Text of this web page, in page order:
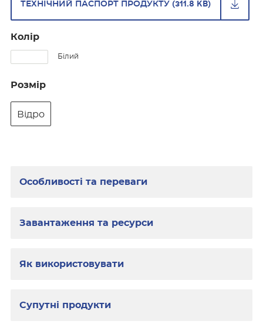
ТЕХНІЧНИЙ ПАСПОРТ ПРОДУКТУ (311.8 KB)
Колір
Білий
Розмір
Відро
Особливості та переваги
Завантаження та ресурси
Як використовувати
Супутні продукти